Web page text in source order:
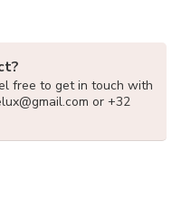
free to get in touch with
or +32